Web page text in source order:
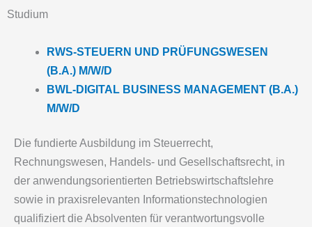
Studium
RWS-STEUERN UND PRÜFUNGSWESEN
(B.A.) M/W/D
BWL-DIGITAL BUSINESS MANAGEMENT (B.A.)
M/W/D
Die fundierte Ausbildung im Steuerrecht,
Rechnungswesen, Handels- und Gesellschaftsrecht, in
der anwendungsorientierten Betriebs­wirtschaftslehre
sowie in praxisrelevanten Informations­technologien
qualifiziert die Absolventen für verantwortungs­volle